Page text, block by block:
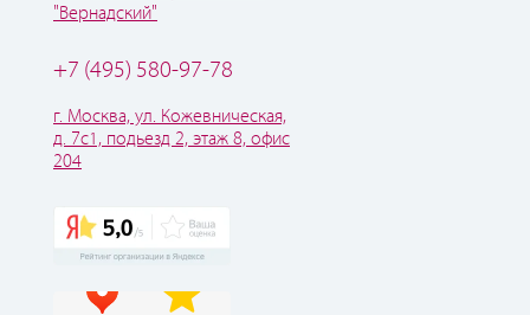
"Вернадский"
+7 (495) 580-97-78
г. Москва, ул. Кожевническая,
д. 7с1, подьезд 2, этаж 8, офис
204